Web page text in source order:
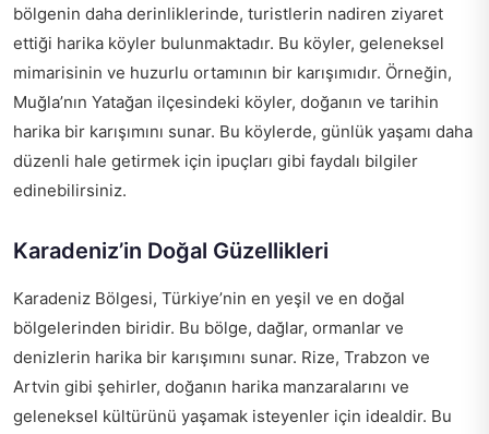
bölgenin daha derinliklerinde, turistlerin nadiren ziyaret
ettiği harika köyler bulunmaktadır. Bu köyler, geleneksel
mimarisinin ve huzurlu ortamının bir karışımıdır. Örneğin,
Muğla’nın Yatağan ilçesindeki köyler, doğanın ve tarihin
harika bir karışımını sunar. Bu köylerde, günlük yaşamı daha
düzenli hale getirmek için ipuçları gibi faydalı bilgiler
edinebilirsiniz.
Karadeniz’in Doğal Güzellikleri
Karadeniz Bölgesi, Türkiye’nin en yeşil ve en doğal
bölgelerinden biridir. Bu bölge, dağlar, ormanlar ve
denizlerin harika bir karışımını sunar. Rize, Trabzon ve
Artvin gibi şehirler, doğanın harika manzaralarını ve
geleneksel kültürünü yaşamak isteyenler için idealdir. Bu